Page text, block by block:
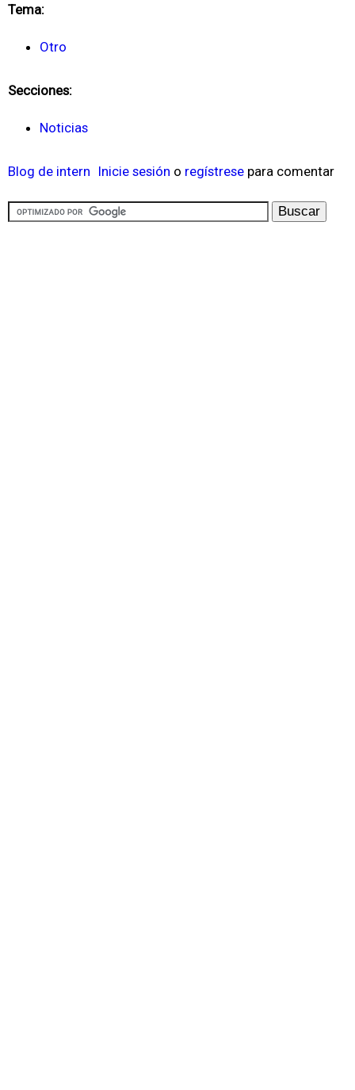
Tema:
Otro
Secciones:
Noticias
Blog de intern Inicie sesión o regístrese para comentar